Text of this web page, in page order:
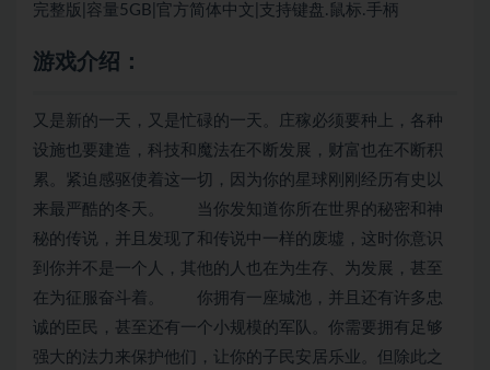
完整版|容量5GB|官方简体中文|支持键盘.鼠标.手柄
游戏介绍：
又是新的一天，又是忙碌的一天。庄稼必须要种上，各种
设施也要建造， 科技 和 魔法 在不断发展，财富也在不断积
累。紧迫感驱使着这一切，因为你的星球刚刚经历有史以
来最严酷的冬天。 当你发知道你所在世界的秘密和神
秘的传说，并且发现了和传说中一样的废墟，这时你意识
到你并不是一个人，其他的人也在为生存、为发展，甚至
在为征服奋斗着。 你拥有一座城池，并且还有许多忠
诚的臣民，甚至还有一个小规模的军队。你需要拥有足够
强大的法力来保护他们，让你的子民安居乐业。但除此之